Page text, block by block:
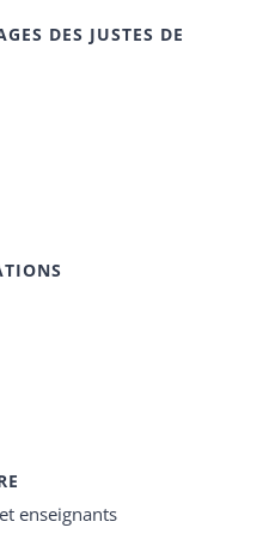
DES JUSTES DE
enseignants